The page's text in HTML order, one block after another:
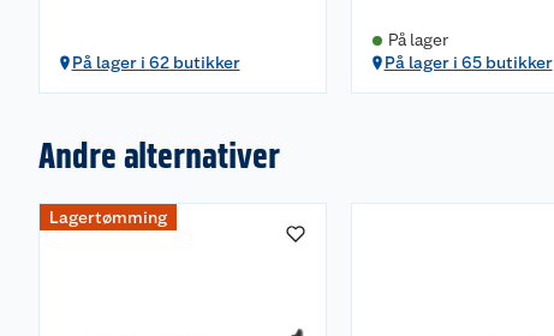
På lager i 62 butikker
På lager
På lager i 65 butikker
Andre alternativer
Lagertømming